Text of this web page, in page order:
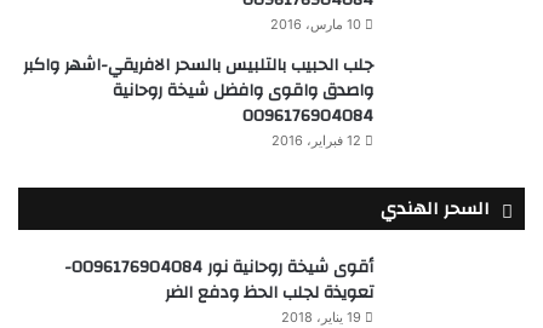
10 مارس، 2016
جلب الحبيب بالتلبيس بالسحر الافريقي-اشهر واكبر
واصدق واقوى وافضل شيخة روحانية
0096176904084
12 فبراير، 2016
السحر الهندي
أقوى شيخة روحانية نور 0096176904084-
تعويذة لجلب الحظ ودفع الضر
19 يناير، 2018